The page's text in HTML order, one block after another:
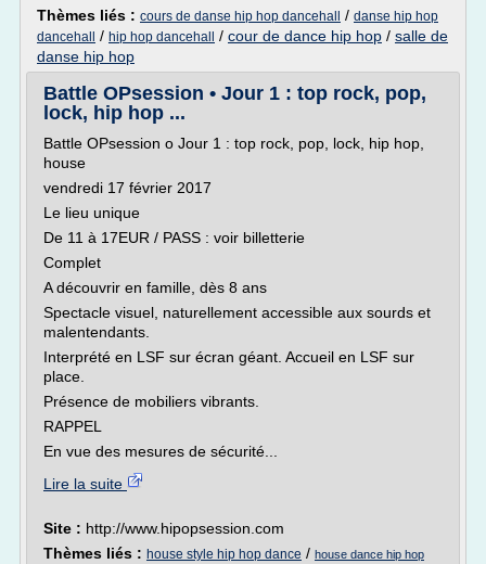
Thèmes liés : cours de danse hip hop dancehall / danse hip hop
dancehall
/ hip hop dancehall / cour de dance hip hop / salle de
danse hip hop
Battle OPsession • Jour 1 : top rock, pop,
lock, hip hop ...
Battle OPsession o Jour 1 : top rock, pop, lock, hip hop,
house
vendredi 17 février 2017
Le lieu unique
De 11 à 17EUR / PASS : voir billetterie
Complet
A découvrir en famille, dès 8 ans
Spectacle visuel, naturellement accessible aux sourds et
malentendants.
Interprété en LSF sur écran géant. Accueil en LSF sur
place.
Présence de mobiliers vibrants.
RAPPEL
En vue des mesures de sécurité...
Lire la suite
Site : http://www.hipopsession.com
Thèmes liés : house style hip hop dance / house dance hip hop